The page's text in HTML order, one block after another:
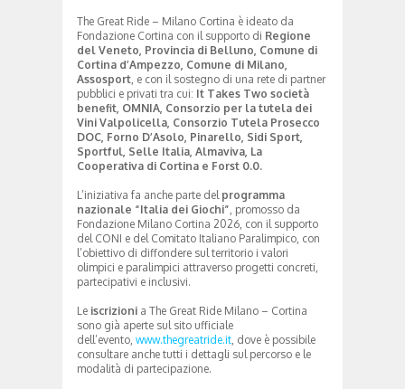
The Great Ride – Milano Cortina è ideato da
Fondazione Cortina con il supporto di Regione
del Veneto, Provincia di Belluno, Comune di
Cortina d’Ampezzo, Comune di Milano,
Assosport , e con il sostegno di una rete di partner
pubblici e privati tra cui: It Takes Two società
benefit, OMNIA, Consorzio per la tutela dei
Vini Valpolicella, Consorzio Tutela Prosecco
DOC, Forno D’Asolo, Pinarello, Sidi Sport,
Sportful, Selle Italia, Almaviva, La
Cooperativa di Cortina e Forst 0.0.
L’iniziativa fa anche parte del programma
nazionale “Italia dei Giochi” , promosso da
Fondazione Milano Cortina 2026, con il supporto
del CONI e del Comitato Italiano Paralimpico, con
l’obiettivo di diffondere sul territorio i valori
olimpici e paralimpici attraverso progetti concreti,
partecipativi e inclusivi.
Le iscrizioni a The Great Ride Milano – Cortina
sono già aperte sul sito ufficiale
dell’evento, www.thegreatride.it , dove è possibile
consultare anche tutti i dettagli sul percorso e le
modalità di partecipazione.